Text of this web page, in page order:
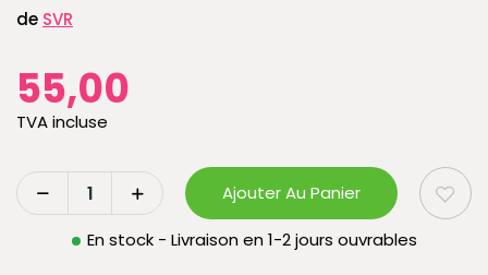
de SVR
55,00
TVA incluse
Ajouter Au Panier
En stock - Livraison en 1-2 jours ouvrables